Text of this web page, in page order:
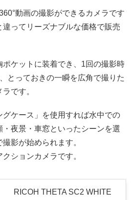
動画の撮影ができるカメラです
ってリーズナブルな価格で販売
ケットに装着でき、1回の撮影時
とっておきの一瞬を広角で撮りた
です。
グケース」を使用すれば水中での
夜景・車窓といったシーンを選
影が始められます。
ションカメラです。
RICOH THETA SC2 WHITE